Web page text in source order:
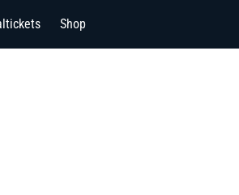
Shop